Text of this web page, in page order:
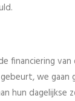
financiering van
we gaan
hun dagelijkse